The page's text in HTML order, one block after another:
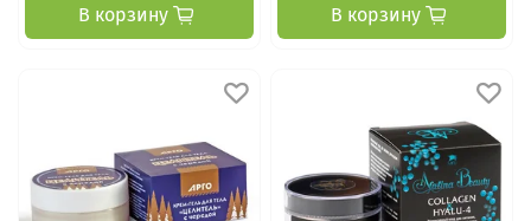
В корзину В корзину